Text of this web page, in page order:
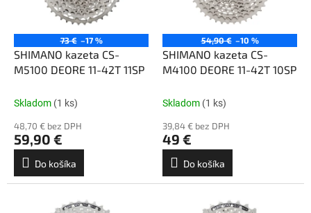
73 € –17 %
SHIMANO kazeta CS-
M5100 DEORE 11-42T 11SP
Skladom (1 ks)
48,70 € bez DPH
59,90 €
Do košíka
54,90 € –10 %
SHIMANO kazeta CS-
M4100 DEORE 11-42T 10SP
Skladom (1 ks)
39,84 € bez DPH
49 €
Do košíka